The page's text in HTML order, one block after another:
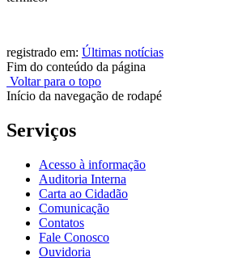
registrado em: Últimas notícias
Fim do conteúdo da página
Voltar para o topo
Início da navegação de rodapé
Serviços
Acesso à informação
Auditoria Interna
Carta ao Cidadão
Comunicação
Contatos
Fale Conosco
Ouvidoria